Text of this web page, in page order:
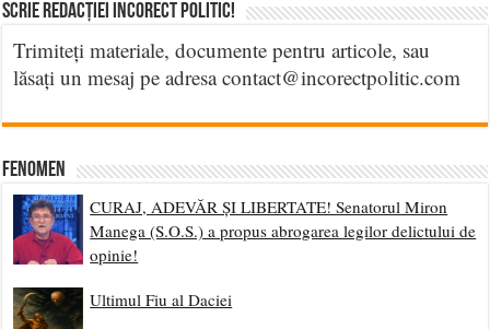
Scrie Redacției Incorect Politic!
Trimiteți materiale, documente pentru articole, sau
lăsați un mesaj pe adresa contact@incorectpolitic.com
Fenomen
CURAJ, ADEVĂR ȘI LIBERTATE! Senatorul Miron
Manega (S.O.S.) a propus abrogarea legilor delictului de
opinie!
Ultimul Fiu al Daciei